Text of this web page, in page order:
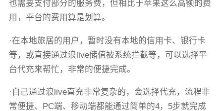
也需要支付部分的服务费，但相比于苹果这么高额的费
用，平台的费用算是划算。
·在本地旅居的用户，暂时没有本地的信用卡、银行卡
等，或直接通过浪live储值被系统拦截等，可以选择平
台代充来帮忙，非常的便捷完成。
·自己通过浪live直充非常复杂的，会选择代充，流程非
常便捷、PC端、移动端都能通过简单的4，5步就完成